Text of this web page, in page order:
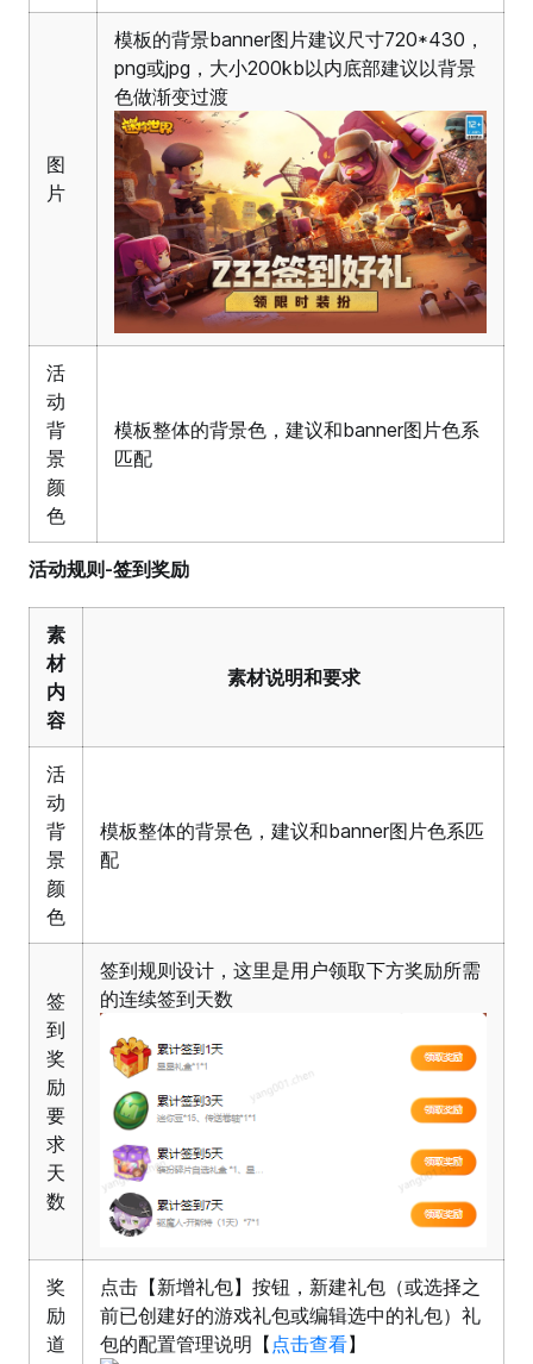
图
片
模板的背景banner图片建议尺寸720*430，
png或jpg，大小200kb以内底部建议以背景
色做渐变过渡
活
动
背
景
颜
色
模板整体的背景色，建议和banner图片色系
匹配
活动规则-签到奖励
素
材
内
容
素材说明和要求
活
动
背
景
颜
色
模板整体的背景色，建议和banner图片色系匹
配
签
到
奖
励
要
求
天
数
签到规则设计，这里是用户领取下方奖励所需
的连续签到天数
奖
励
道
点击【新增礼包】按钮，新建礼包（或选择之
前已创建好的游戏礼包或编辑选中的礼包）礼
包的配置管理说明【 点击查看】